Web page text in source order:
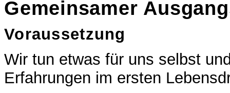
Gemeinsamer
Voraussetzung
Wir tun etwas für uns selbst
Erfahrungen im ersten